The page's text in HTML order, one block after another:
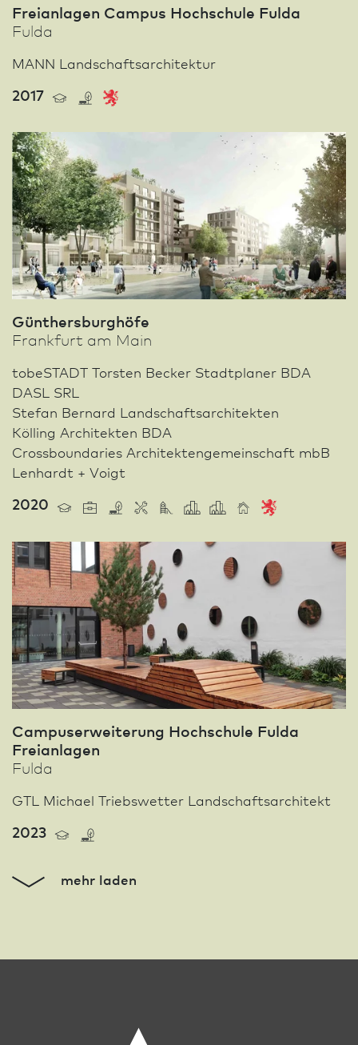
Freianlagen Campus Hochschule Fulda
Fulda
MANN Landschafts­architektur
2017
Günthersburghöfe
Frank­furt am Main
tobeSTADT Torsten Becker Stadt­planer BDA
DASL SRL
Stefan Bernard Landschafts­architekten
Kölling Architekten BDA
Crossboundaries Architektengemeinschaft mbB
Lenhardt + Voigt
2020
Campuserweiterung Hochschule Fulda
Freianlagen
Fulda
GTL Michael Triebswetter Landschafts­architekt
2023
mehr laden